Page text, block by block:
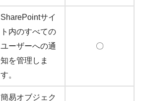
SharePointサイ
ト内のすべての
ユーザーへの通
知を管理しま
す。
〇
簡易オブジェク